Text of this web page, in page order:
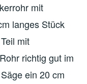
mit
langes Stück
mit
richtig gut im
ein 20 cm